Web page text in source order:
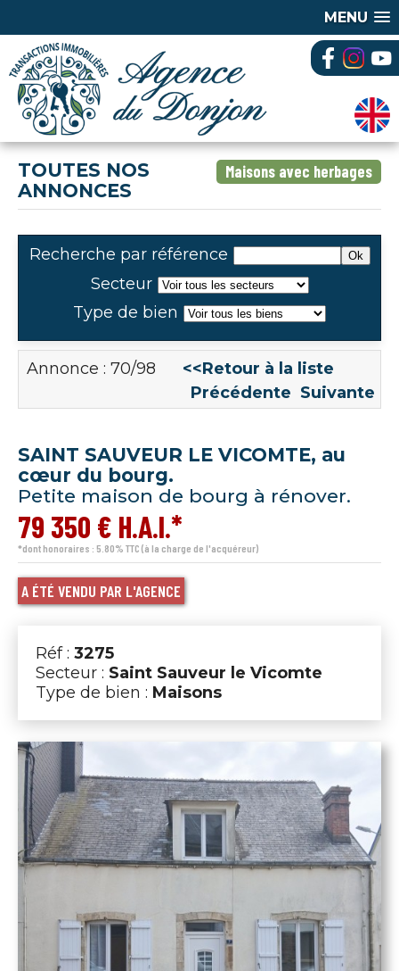
MENU
Maisons avec herbages
TOUTES NOS
ANNONCES
Recherche par référence
Secteur
Type de bien
Annonce : 70/98 <<Retour à la liste
Précédente Suivante
SAINT SAUVEUR LE VICOMTE, au
cœur du bourg.
Petite maison de bourg à rénover.
79 350 € H.A.I.*
*dont honoraires : 5.80% TTC (à la charge de l'acquéreur)
A ÉTÉ VENDU PAR L'AGENCE
Réf : 3275
Secteur : Saint Sauveur le Vicomte
Type de bien : Maisons